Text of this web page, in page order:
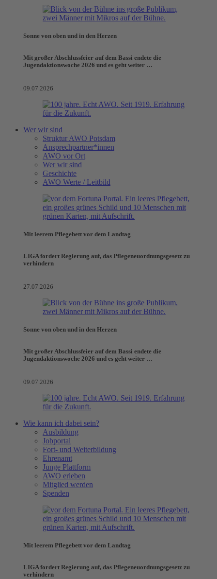
Sonne von oben und in den Herzen
Mit großer Abschlussfeier auf dem Bassi endete die
Jugendaktionswoche 2026 und es geht weiter …
09.07.2026
Wer wir sind
Struktur AWO Potsdam
Ansprechpartner*innen
AWO vor Ort
Wer wir sind
Geschichte
AWO Werte / Leitbild
Mit leerem Pflegebett vor dem Landtag
LIGA fordert Regierung auf, das Pflegeneuordnungsgesetz zu
verhindern
27.07.2026
Sonne von oben und in den Herzen
Mit großer Abschlussfeier auf dem Bassi endete die
Jugendaktionswoche 2026 und es geht weiter …
09.07.2026
Wie kann ich dabei sein?
Ausbildung
Jobportal
Fort- und Weiterbildung
Ehrenamt
Junge Plattform
AWO erleben
Mitglied werden
Spenden
Mit leerem Pflegebett vor dem Landtag
LIGA fordert Regierung auf, das Pflegeneuordnungsgesetz zu
verhindern